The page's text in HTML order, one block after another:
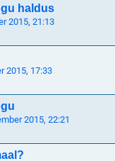
haldus
2015, 21:13
2015, 17:33
2015, 22:21